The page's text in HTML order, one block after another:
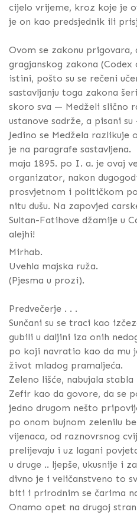
cijelo vrijeme, kroz koje je
je on kao predsjednik ili
Ovom se zakonu prigovara,
gragjanskog zakona
istini, pošto su se rečeni
sastavljanju toga zakona
skoro sva — Medželi slično
ustanove sadrže, a pisani
Jedino se Medžela
je na paragrafe sastavljena.
maja 1895. po I. a. je ovaj
organizator, nakon
prosvjetnom i političkom
nitu dušu. Na zapovjed
Sultan-Fatihove džamije u
alejhi!
Mirhab.
Uvehla majska ruža.
(Pjesma u prozi).
Predvečerje . . .
Sunčani su se traci kao
gubili u daljini iza onih
po koji navratio kao da mu
život mladog pramaljeća.
Zeleno lišće, nabujala
Zefir kao da govore, da se
jedno drugom nešto
po onom bujnom zelenilu
vijenaca, od raznovrsnog
prelijevaju i uz lagani
u druge .. ljepše, ukusnije i
divno je i veličanstveno to
biti i prirodnim se čarima
Onamo opet na drugoj